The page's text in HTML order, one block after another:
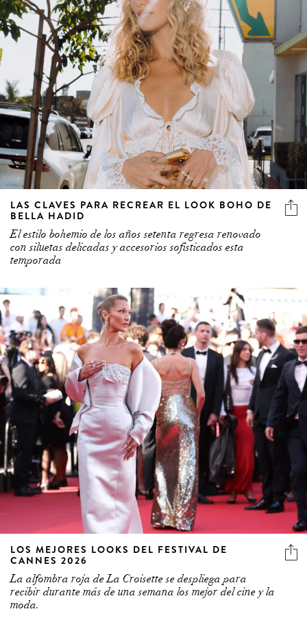
LAS CLAVES PARA RECREAR EL LOOK BOHO DE
BELLA HADID
El estilo bohemio de los años setenta regresa renovado
con siluetas delicadas y accesorios sofisticados esta
temporada
LOS MEJORES LOOKS DEL FESTIVAL DE
CANNES 2026
La alfombra roja de La Croisette se despliega para
recibir durante más de una semana los mejor del cine y la
moda.